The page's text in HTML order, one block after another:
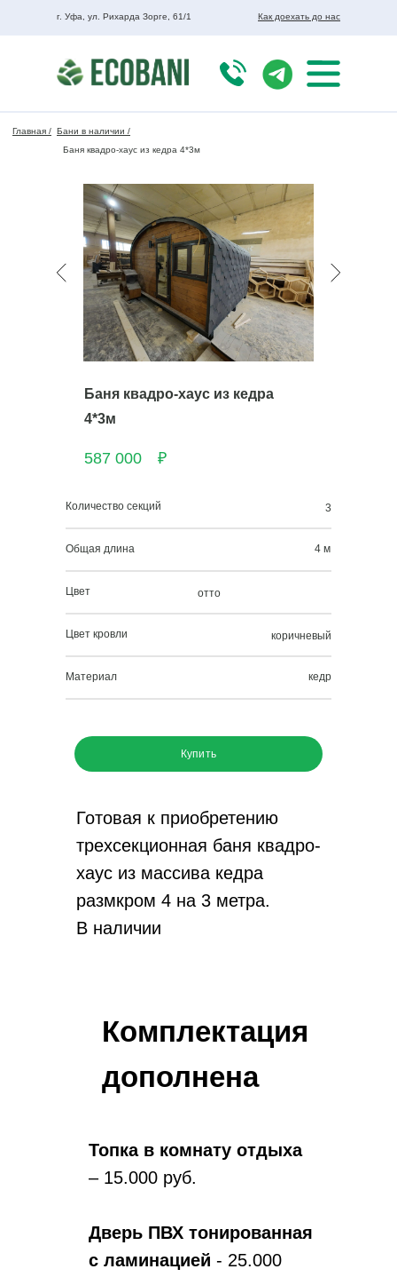
г. Уфа, ул. Рихарда Зорге, 61/1 Как доехать до нас
Баня квадро-хаус из кедра
4*3м
Количество секций
587 000 ₽
Общая длина
Цвет кровли
Материал
3
4 м
отто
коричневый
кедр
Цвет
Купить
Главная / Бани в наличии /
Баня квадро-хаус из кедра 4*3м
Готовая к приобретению
трехсекционная баня квадро-
хаус из массива кедра
размкром 4 на 3 метра.
В наличии
Комплектация
дополнена
Топка в комнату отдыха
– 15.000 руб.
Дверь ПВХ тонированная
с ламинацией - 25.000